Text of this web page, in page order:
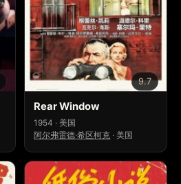
9.7
Rear Window
1954 · 美国
阿尔弗雷德·希区柯克 ·美国